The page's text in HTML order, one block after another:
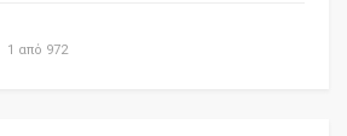
1 από 972